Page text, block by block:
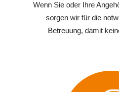
Wenn Sie oder Ihre
sorgen wir für die
Betreuung, damit